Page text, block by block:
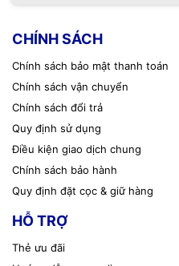
CHÍNH SÁCH
Chính sách bảo mật thanh toán
Chính sách vận chuyển
Chính sách đổi trả
Quy định sử dụng
Điều kiện giao dịch chung
Chính sách bảo hành
Quy định đặt cọc & giữ hàng
HỖ TRỢ
Thẻ ưu đãi